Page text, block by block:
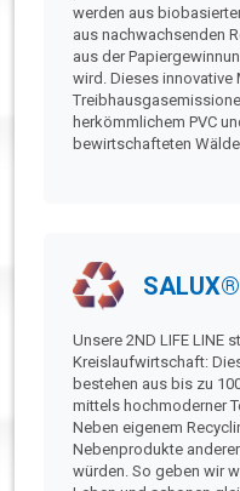
werden aus
aus nachwachsenden
aus der
wird. Dieses innovative
herkömmlichem PVC
bewirtschafteten
Unsere 2ND LIFE LINE
Kreislaufwirtschaft:
bestehen aus bis zu
mittels hochmoderner
Neben eigenem
Nebenprodukte
würden. So geben wir